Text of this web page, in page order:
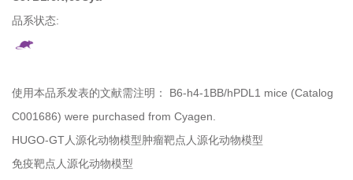
品系状态:
使用本品系发表的文献需注明： B6-h4-1BB/hPDL1 mice (Catalog
C001686) were purchased from Cyagen.
HUGO-GT人源化动物模型肿瘤靶点人源化动物模型
免疫靶点人源化动物模型